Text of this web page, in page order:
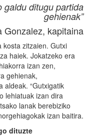
galdu ditugu partida
gehienak”
Gonzalez, kapitaina
kosta zitzaien. Gutxi
haiek. Jokatzeko era
izan zen,
gehienak,
aldeak. “Gutxigatik
lehiatuak izan dira
lanak berebiziko
izan baitira.
dituzte